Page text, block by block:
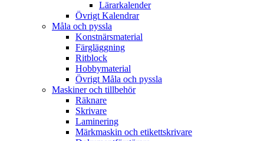
Lärarkalender
Övrigt Kalendrar
Måla och pyssla
Konstnärsmaterial
Färgläggning
Ritblock
Hobbymaterial
Övrigt Måla och pyssla
Maskiner och tillbehör
Räknare
Skrivare
Laminering
Märkmaskin och etikettskrivare